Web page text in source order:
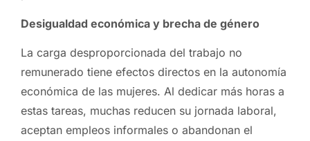
Desigualdad económica y brecha de género
La carga desproporcionada del trabajo no
remunerado tiene efectos directos en la autonomía
económica de las mujeres. Al dedicar más horas a
estas tareas, muchas reducen su jornada laboral,
aceptan empleos informales o abandonan el